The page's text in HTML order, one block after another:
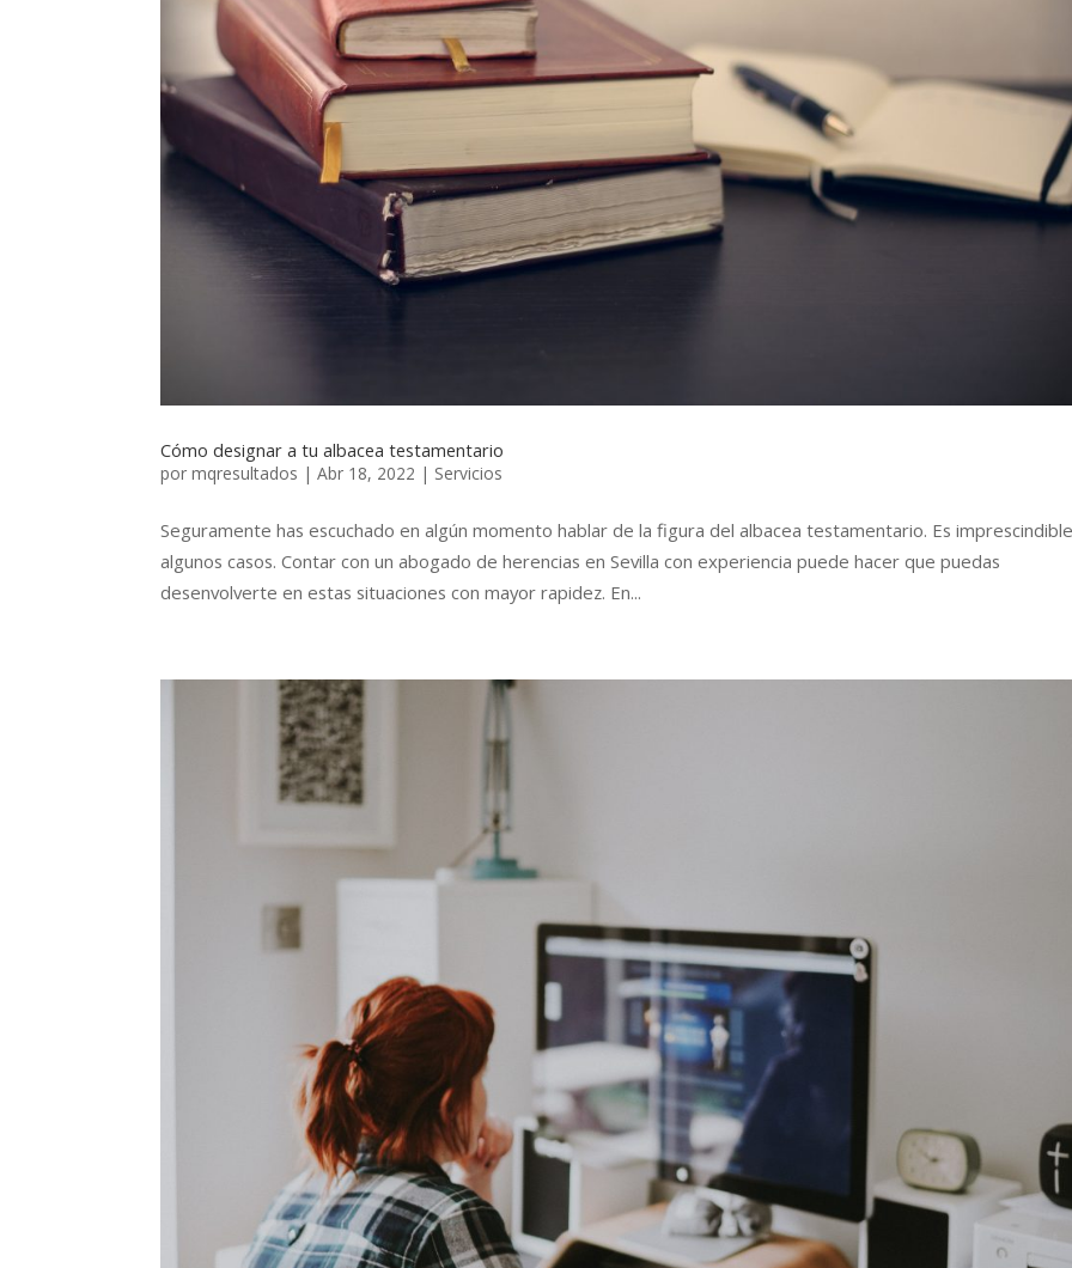
Cómo designar a tu albacea testamentario
pormqresultados |Abr 18, 2022 | Servicios
Seguramente has escuchado en algún momento hablar de la figura del albacea testamentario. Es
algunos casos. Contar con un abogado de herencias en Sevilla con experiencia puede hacer que puedas
desenvolverte en estas situaciones con mayor rapidez. En...